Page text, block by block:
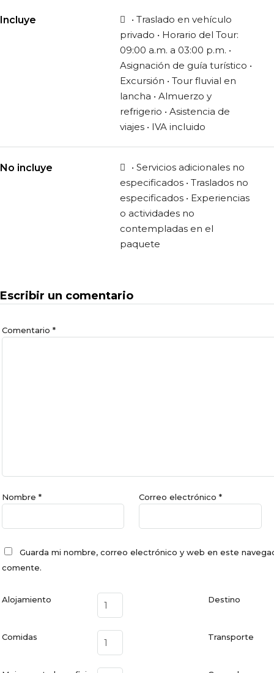
Incluye
• Traslado en vehículo
privado • Horario del Tour:
09:00 a.m. a 03:00 p.m. •
Asignación de guía turístico •
Excursión • Tour fluvial en
lancha • Almuerzo y
refrigerio • Asistencia de
viajes • IVA incluido
No incluye
• Servicios adicionales no
especificados • Traslados no
especificados • Experiencias
o actividades no
contempladas en el
paquete
Escribir un comentario
Comentario *
Nombre * Correo electrónico*
Guarda mi nombre, correo electrónico y web en este
comente.
Alojamiento Destino
Comidas Transporte